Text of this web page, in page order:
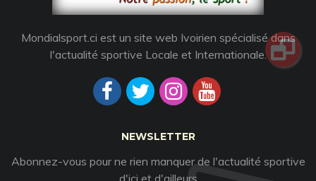
Mondialsport.ci est un site web Ivoirien spécialisé dans
l'actualité sportive Locale et Internationale.
NEWSLETTER
Abonnez-vous pour ne rien manquer de l'actualité sportive